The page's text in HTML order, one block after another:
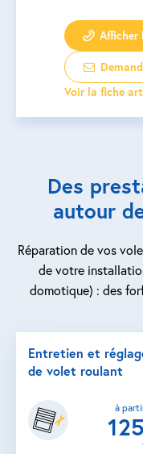
Afficher
Voir la fiche
Des
autour
Réparation de vos
de votre
domotique) : des
Entretien et
de volet roulant
à